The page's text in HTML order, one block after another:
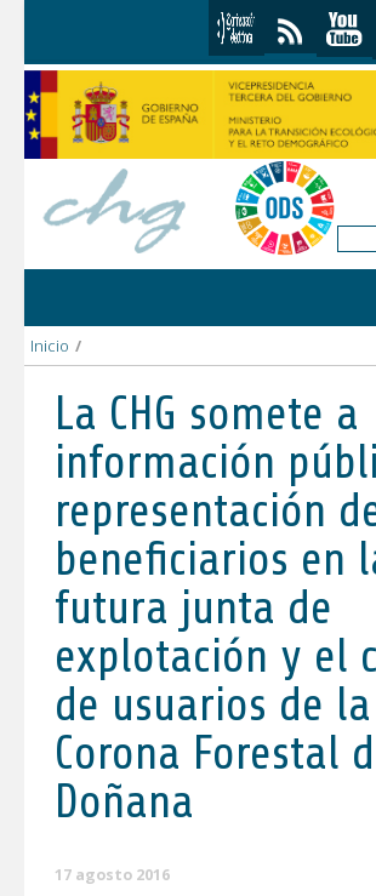
Inicio /
La CHG somete a
información
representación
beneficiarios en
futura junta de
explotación y el
de usuarios de la
Corona Forestal
Doñana
17 agosto 2016